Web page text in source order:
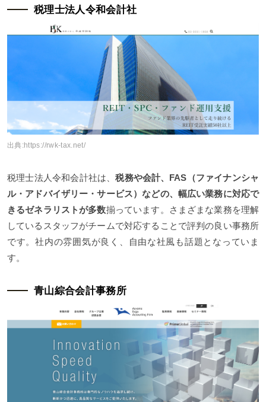
税理士法人令和会計社
出典:https://rwk-tax.net/
税理士法人令和会計社は、税務や会計、FAS（ファイナンシャ
ル・アドバイザリー・サービス）などの、幅広い業務に対応で
きるゼネラリストが多数揃っています。さまざまな業務を理解
しているスタッフがチームで対応することで評判の良い事務所
です。社内の雰囲気が良く、自由な社風も話題となっていま
す。
青山綜合会計事務所